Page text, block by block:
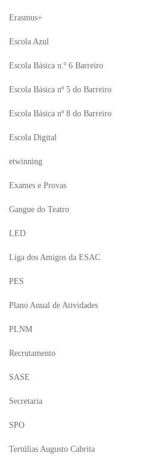
Erasmus+
Escola Azul
Escola Básica n.º 6 Barreiro
Escola Básica nº 5 do Barreiro
Escola Básica nº 8 do Barreiro
Escola Digital
etwinning
Exames e Provas
Gangue do Teatro
LED
Liga dos Amigos da ESAC
PES
Plano Anual de Atividades
PLNM
Recrutamento
SASE
Secretaria
SPO
Tertúlias Augusto Cabrita